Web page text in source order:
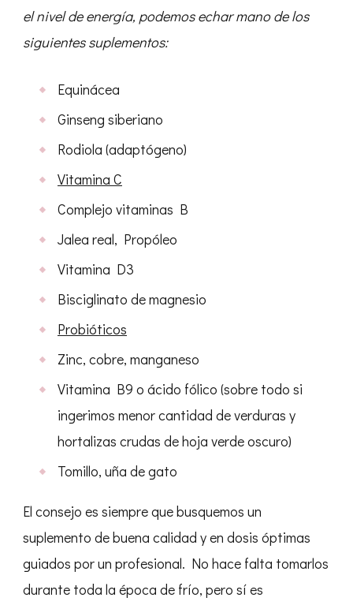
el nivel de energía, podemos echar mano de los
siguientes suplementos:
Equinácea
Ginseng siberiano
Rodiola (adaptógeno)
Vitamina C
Complejo vitaminas B
Jalea real, Propóleo
Vitamina D3
Bisciglinato de magnesio
Probióticos
Zinc, cobre, manganeso
Vitamina B9 o ácido fólico (sobre todo si
ingerimos menor cantidad de verduras y
hortalizas crudas de hoja verde oscuro)
Tomillo, uña de gato
El consejo es siempre que busquemos un
suplemento de buena calidad y en dosis óptimas
guiados por un profesional. No hace falta tomarlos
durante toda la época de frío, pero sí es